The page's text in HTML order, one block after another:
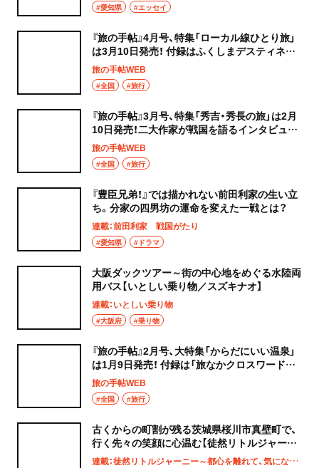
#愛知県 #エッセイ
『旅の手帖』4月号、特集「ローカル線ひとり旅」
は3月10日発売！ 付録はふくしまデスティネー
ションキャンペーンガイドブック
旅の手帖WEB
#全国 #旅行
『旅の手帖』3月号、特集「秀吉・秀長の旅」は2月
10日発売！二大作家が戦国を語るインタビュー
も
旅の手帖WEB
#全国 #旅行
『豊臣兄弟！』では描かれない前田利家の生い立
ち。分家の四男坊の運命を変えた一戦とは？
連載：前田利家 戦国がたり
#愛知県 #ドラマ
大阪ダックツアー～街の中心地をめぐる水陸両
用バス【いとしい乗り物／スズキナオ】
連載：いとしい乗り物
#大阪府 #乗り物
『旅の手帖』2月号、大特集「からだにいい温泉」
は1月9日発売！ 付録は「旅なかクロスワードブ
ック」
旅の手帖WEB
#全国 #旅行
古くからの町割が残る茨城県桜川市真壁町で、
行く先々の笑顔に心温む【徒然リトルジャーニ
ー】
連載：徒然リトルジャーニー～都心を離れて、気になる土地へ